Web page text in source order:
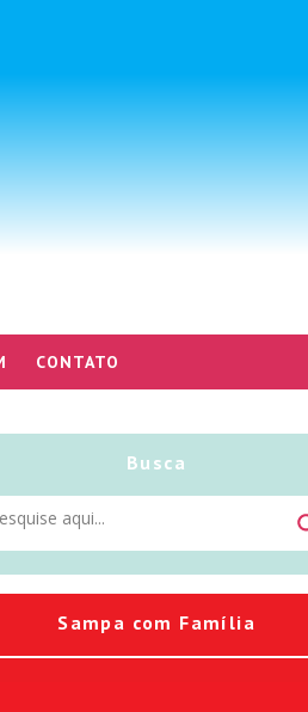
CONTATO
Busca
Sampa com Família